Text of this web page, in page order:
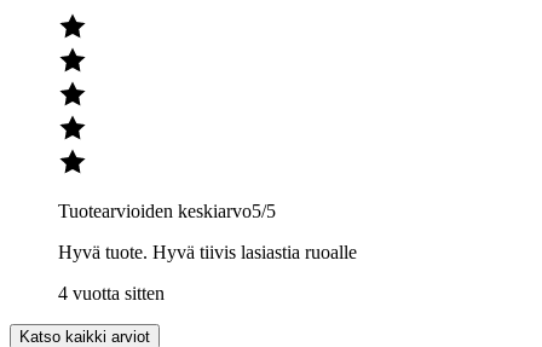
Tuotearvioiden keskiarvo5/5
Hyvä tuote. Hyvä tiivis lasiastia ruoalle
4 vuotta sitten
Katso kaikki arviot